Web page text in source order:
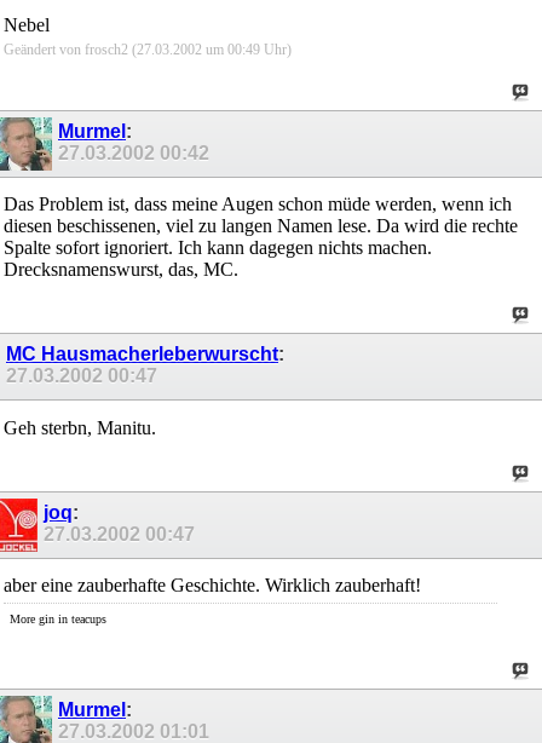
Nebel
Geändert von frosch2 (27.03.2002 um 00:49 Uhr)
Murmel :
27.03.2002 00:42
Das Problem ist, dass meine Augen schon müde werden, wenn ich
diesen beschissenen, viel zu langen Namen lese. Da wird die rechte
Spalte sofort ignoriert. Ich kann dagegen nichts machen.
Drecksnamenswurst, das, MC.
MC Hausmacherleberwurscht:
27.03.2002 00:47
Geh sterbn, Manitu.
joq:
27.03.2002 00:47
aber eine zauberhafte Geschichte. Wirklich zauberhaft!
More gin in teacups
Murmel :
27.03.2002 01:01